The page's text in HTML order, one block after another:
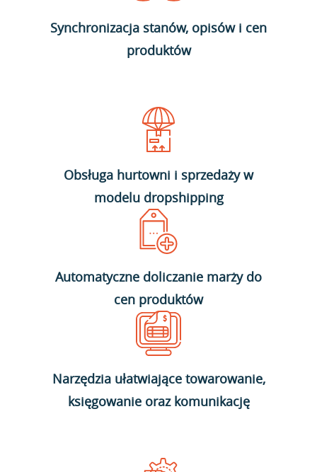
Synchronizacja stanów, opisów i cen
produktów
Obsługa hurtowni i sprzedaży w
modelu dropshipping
Automatyczne doliczanie marży do
cen produktów
Narzędzia ułatwiające towarowanie,
księgowanie oraz komunikację